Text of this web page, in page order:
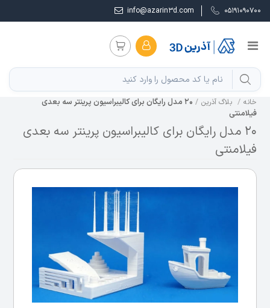
05191090700
info@azarin3d.com
خانه بلاگ آذرین
20 مدل رایگان برای کالیبراسیون پرینتر سه بعدی
فیلامنتی
20 مدل رایگان برای کالیبراسیون پرینتر سه بعدی
فیلامنتی